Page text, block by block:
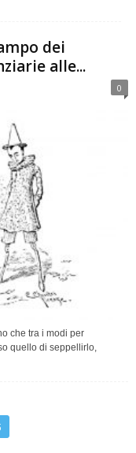
dei
alle...
0
che tra i modi per
quello di seppellirlo,